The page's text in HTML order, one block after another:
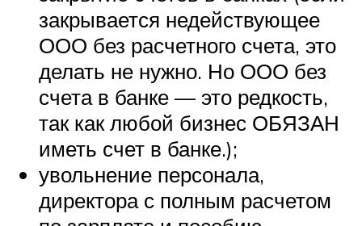
закрывается недействующее
ООО без расчетного счета, это
делать не нужно. Но ООО без
счета в банке — это редкость,
так как любой бизнес ОБЯЗАН
иметь счет в банке.);
увольнение персонала,
директора с полным расчетом